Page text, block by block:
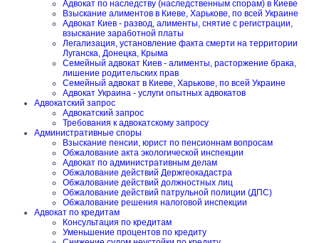
Адвокат по наследству (наследственным спорам) в Киеве
Взыскание алиментов в Киеве, Харькове, по всей Украине
Адвокат Киев - развод, алименты, снятие с регистрации,
взыскание заработной платы
Легализация, установление факта смерти на территории
Луганска, Донецка, Крыма
Семейный адвокат Киев - алименты, расторжение брака,
лишение родительских прав
Семейный адвокат в Киеве, Харькове, по всей Украине
Адвокат Украина - услуги опытных адвокатов
Адвокатский запрос
Адвокатский запрос
Требования к адвокатскому запросу
Административные споры
Взыскание пенсии, юрист по пенсионнам вопросам
Обжалование акта экологической инспекции
Адвокат по административным делам
Обжалование действий Держгеокадастра
Обжалование действий должностных лиц
Обжалование действий патрульной полиции (ДПС)
Обжалование решения налоговой инспекции
Адвокат по кредитам
Консультация по кредитам
Уменьшение процентов по кредиту